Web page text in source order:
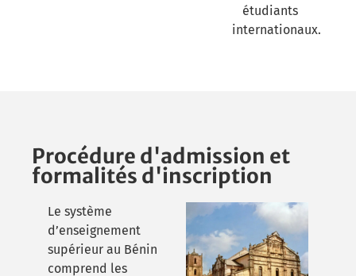
étudiants
internationaux.
Procédure d'admission et
formalités d'inscription
Le système
d’enseignement
supérieur au Bénin
comprend les